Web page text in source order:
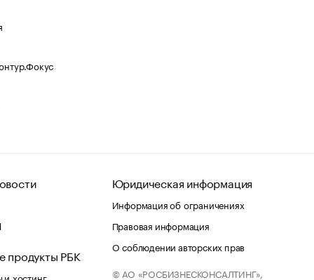
продукты РБК
хостинг
Юридическая информация
Информация об ограничениях
Правовая информация
О соблюдении авторских прав
© АО «РОСБИЗНЕСКОНСАЛТИНГ»,